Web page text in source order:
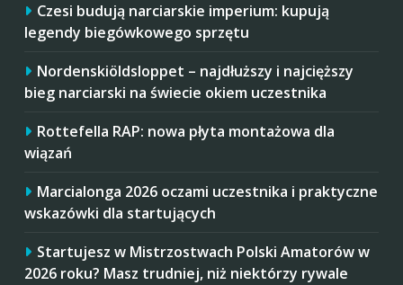
Czesi budują narciarskie imperium: kupują
legendy biegówkowego sprzętu
Nordenskiöldsloppet – najdłuższy i najcięższy
bieg narciarski na świecie okiem uczestnika
Rottefella RAP: nowa płyta montażowa dla
wiązań
Marcialonga 2026 oczami uczestnika i praktyczne
wskazówki dla startujących
Startujesz w Mistrzostwach Polski Amatorów w
2026 roku? Masz trudniej, niż niektórzy rywale